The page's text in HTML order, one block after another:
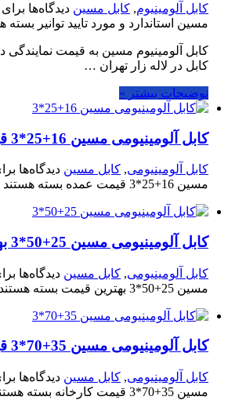
کابل آلومینیوم, کابل مسین دیدگاه‌ها برای
مسین استاندارد و مورد تایید توانیر بسته
کابل آلومینیوم مسین به قیمت
کابل در لاله زار تهران …
توضیحات بیشتر »
کابل آلومینیومی مسین 16+25*3 قیمت عمده
کابل آلومینیومی, کابل مسین دیدگاه‌ها
مسین 16+25*3 قیمت عمده
بسته هستند
کابل آلومینیومی مسین 25+50*3 بهترین قیمت
کابل آلومینیومی, کابل مسین دیدگاه‌ها
مسین 25+50*3 بهترین قیمت
بسته هستند
کابل آلومینیومی مسین 35+70*3 قیمت کارخانه
کابل آلومینیومی, کابل مسین دیدگاه‌ها
مسین 35+70*3 قیمت کارخانه
بسته